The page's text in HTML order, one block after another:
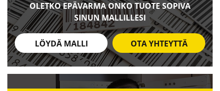
OLETKO EPÄVARMA ONKO TUOTE SOPIVA
SINUN MALLILLESI
LÖYDÄ MALLI OTA YHTEYTTÄ